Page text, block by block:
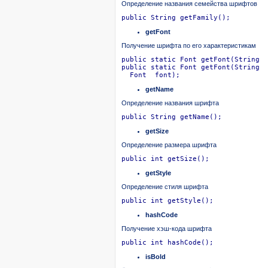
Определение названия семейства шрифтов
public String getFamily();
getFont
Получение шрифта по его характеристикам
public static Font getFont(String
public static Font getFont(String
  Font  font);
getName
Определение названия шрифта
public String getName();
getSize
Определение размера шрифта
public int getSize();
getStyle
Определение стиля шрифта
hashCode
Получение хэш-кода шрифта
public int hashCode();
isBold